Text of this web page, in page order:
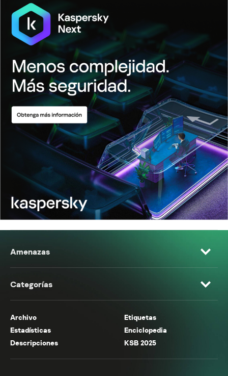
Amenazas
Categorías
Archivo
Etiquetas
Estadísticas
Enciclopedia
Descripciones
KSB 2025